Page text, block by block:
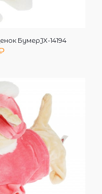
БумерJX-14194